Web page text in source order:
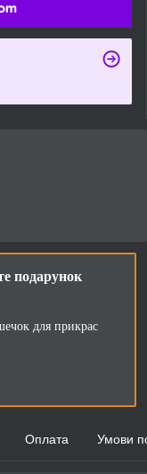
подарунок
для прикрас
Оплата Умови